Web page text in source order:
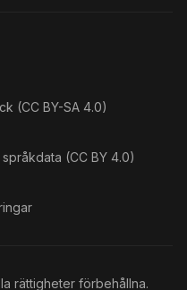
(CC BY-SA 4.0)
(CC BY 4.0)
rättigheter förbehållna.